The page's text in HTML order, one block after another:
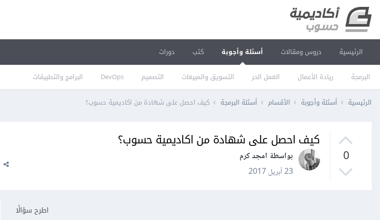
الرئيسية دروس ومقالات أسئلة وأجوبة
البرمجة ريادة الأعمال العمل الحر التسويق والمبيعات التصميم DevOps البرامج والتطبيقات
كتب دورات
الرئيسية أسئلة وأجوبة الأقسام أسئلة البرمجة كيف احصل على شهادة من اكاديمية حسوب؟
0
كيف احصل على شهادة من اكاديمية حسوب؟
بواسطة امجد كرم
23 أبريل 2017
اطرح سؤالًا